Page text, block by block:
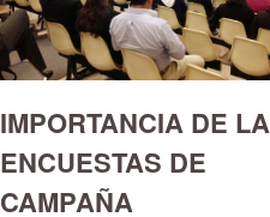
IMPORTANCIA DE
ENCUESTAS DE
CAMPAÑA